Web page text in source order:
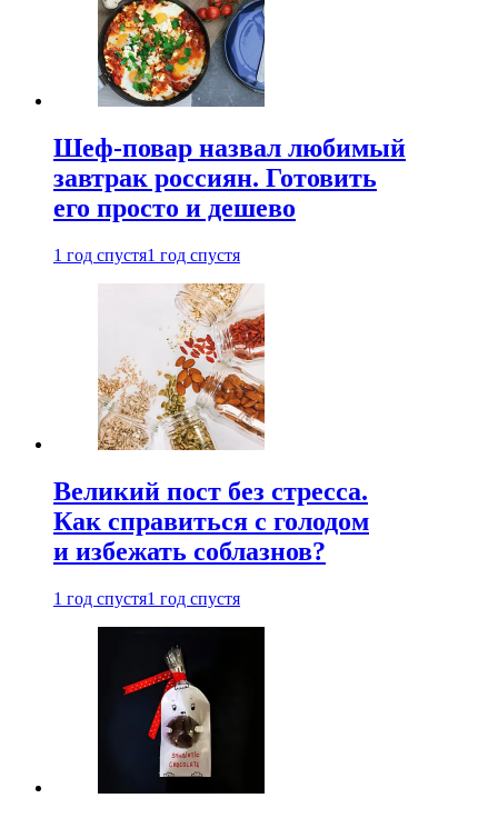
Шеф-повар назвал любимый
завтрак россиян. Готовить
его просто и дешево
1 год спустя1 год спустя
Великий пост без стресса.
Как справиться с голодом
и избежать соблазнов?
1 год спустя1 год спустя